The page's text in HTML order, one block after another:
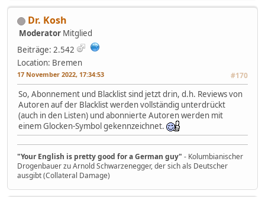
Dr. Kosh
Moderator Mitglied
Beiträge: 2.542
Location: Bremen
17 November 2022, 17:34:53 #170
So, Abonnement und Blacklist sind jetzt drin, d.h. Reviews von
Autoren auf der Blacklist werden vollständig unterdrückt
(auch in den Listen) und abonnierte Autoren werden mit
einem Glocken-Symbol gekennzeichnet.
"Your English is pretty good for a German guy" - Kolumbianischer
Drogenbauer zu Arnold Schwarzenegger, der sich als Deutscher
ausgibt (Collateral Damage)